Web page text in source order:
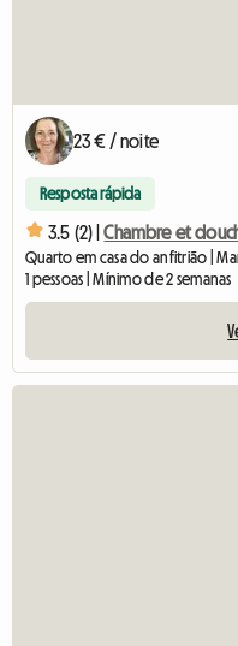
23 € / noite
Resposta rápida
3.5 (2) |
Quarto em casa do anfitrião |
1 pessoas | Mínimo de 2 semanas